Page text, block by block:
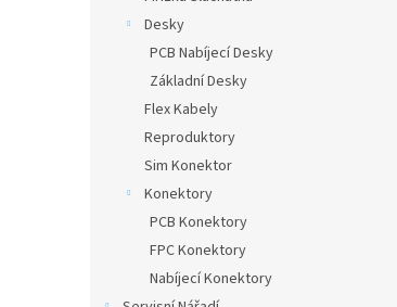
Desky
PCB Nabíjecí Desky
Základní Desky
Flex Kabely
Reproduktory
Sim Konektor
Konektory
PCB Konektory
FPC Konektory
Nabíjecí Konektory